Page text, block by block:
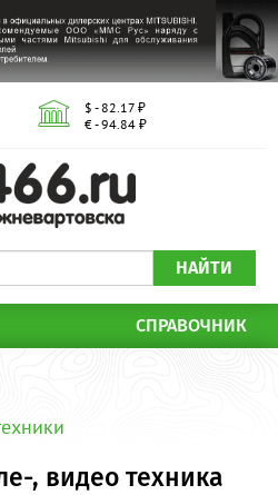
$ - 82.17 ₽
€ - 94.84 ₽
НАЙТИ
СПРАВОЧНИК
, видео техника